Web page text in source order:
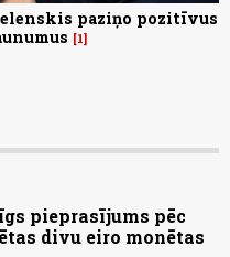
paziņo pozitīvus
1
pieprasījums pēc
divu eiro monētas